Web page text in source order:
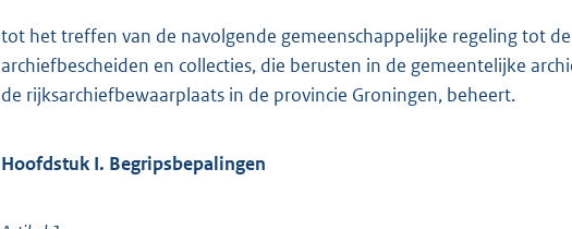
:
tot het treffen van de navolgende gemeenschappelijke regeling tot
archiefbescheiden en collecties, die berusten in de gemeentelijke
de rijksarchiefbewaarplaats in de provincie Groningen, beheert.
Hoofdstuk I. Begripsbepalingen